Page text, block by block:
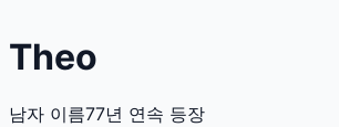
Theo
남자 이름77년 연속 등장